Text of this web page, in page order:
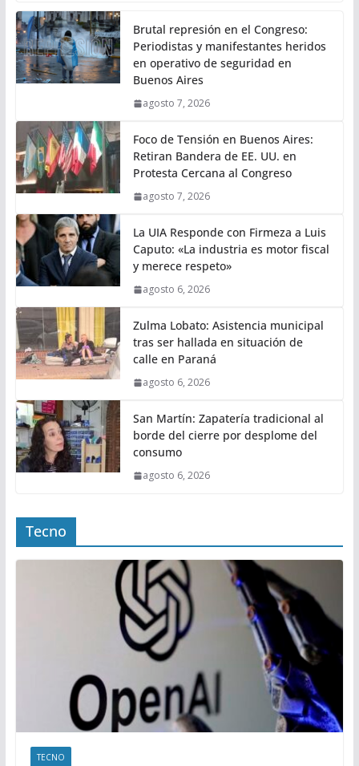
Brutal represión en el Congreso:
Periodistas y manifestantes heridos
en operativo de seguridad en
Buenos Aires
agosto 7, 2026
Foco de Tensión en Buenos Aires:
Retiran Bandera de EE. UU. en
Protesta Cercana al Congreso
agosto 7, 2026
La UIA Responde con Firmeza a Luis
Caputo: «La industria es motor fiscal
y merece respeto»
agosto 6, 2026
Zulma Lobato: Asistencia municipal
tras ser hallada en situación de
calle en Paraná
agosto 6, 2026
San Martín: Zapatería tradicional al
borde del cierre por desplome del
consumo
agosto 6, 2026
Tecno
TECNO